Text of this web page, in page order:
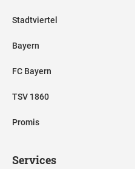
Stadtviertel
Bayern
FC Bayern
TSV 1860
Promis
Services